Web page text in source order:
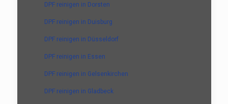
DPF reinigen in Dorsten
DPF reinigen in Duisburg
DPF reinigen in Düsseldorf
DPF reinigen in Essen
DPF reinigen in Gelsenkirchen
DPF reinigen in Gladbeck